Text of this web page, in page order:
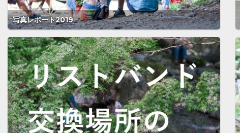
写真レポート2019